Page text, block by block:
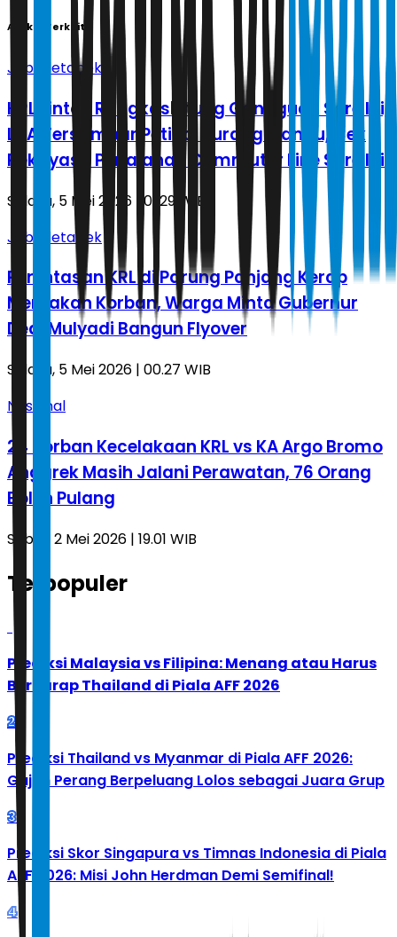
Artikel Terkait
Jabodetabek
KRL Lintas Rangkasbitung Gangguan Sore Ini,
LAA Tersambar Petir di Jurangmangu, Cek
Rekayasa Perjalanan Commuter Line Sore Ini
Selasa, 5 Mei 2026 | 01.29 WIB
Jabodetabek
Perlintasan KRL di Parung Panjang Kerap
Memakan Korban, Warga Minta Gubernur
Dedi Mulyadi Bangun Flyover
Selasa, 5 Mei 2026 | 00.27 WIB
Nasional
24 Korban Kecelakaan KRL vs KA Argo Bromo
Anggrek Masih Jalani Perawatan, 76 Orang
Boleh Pulang
Sabtu, 2 Mei 2026 | 19.01 WIB
Terpopuler
Prediksi Malaysia vs Filipina: Menang atau Harus
Berharap Thailand di Piala AFF 2026
2
Prediksi Thailand vs Myanmar di Piala AFF 2026:
Gajah Perang Berpeluang Lolos sebagai Juara Grup
3
Prediksi Skor Singapura vs Timnas Indonesia di Piala
AFF 2026: Misi John Herdman Demi Semifinal!
4